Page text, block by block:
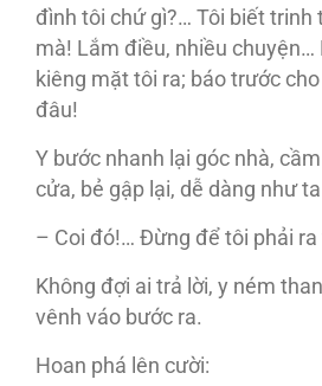
đình tôi chứ gì?… Tôi biết trinh
mà! Lắm điều, nhiều chuyện…
kiêng mặt tôi ra; báo trước
đâu!
Y bước nhanh lại góc nhà,
cửa, bẻ gập lại, dễ dàng như
– Coi đó!… Đừng để tôi phải
Không đợi ai trả lời, y ném
vênh váo bước ra.
Hoan phá lên cười: